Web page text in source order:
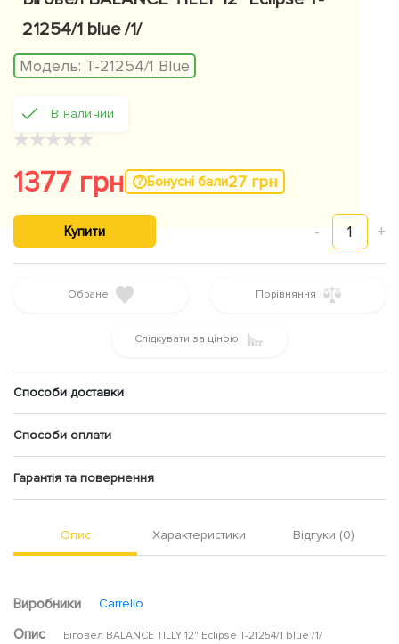
21254/1 blue /1/
Модель: T-21254/1 Blue
В наличии
★★★★★
1377 грн Бонусні бали27 грн
- 1 +
Купити
Обране Порівняння
Слідкувати за ціною
Способи доставки
Способи оплати
Гарантія та повернення
Опис Характеристики Відгуки (0)
Виробники Carrello
Опис Біговел BALANCE TILLY 12" Eclipse T-21254/1 blue /1/